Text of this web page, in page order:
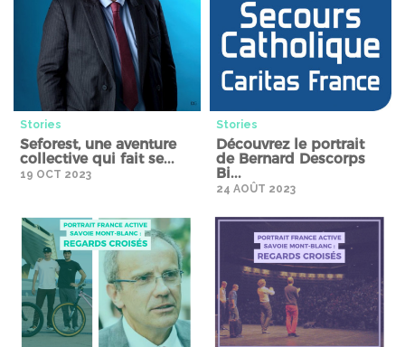
Stories
Seforest, une aventure
collective qui fait se...
19 OCT 2023
Stories
Découvrez le portrait
de Bernard Descorps
Bi...
24 AOÛT 2023
Stories" /> Stories" />